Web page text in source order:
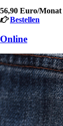
56,90 Euro/Monat
Bestellen
Online